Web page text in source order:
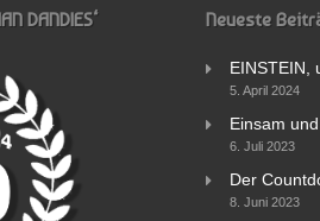
DANDIES‘ Neueste
EINSTEIN,
5. April 2024
Einsam
6. Juli 2023
Der
8. Juni 2023